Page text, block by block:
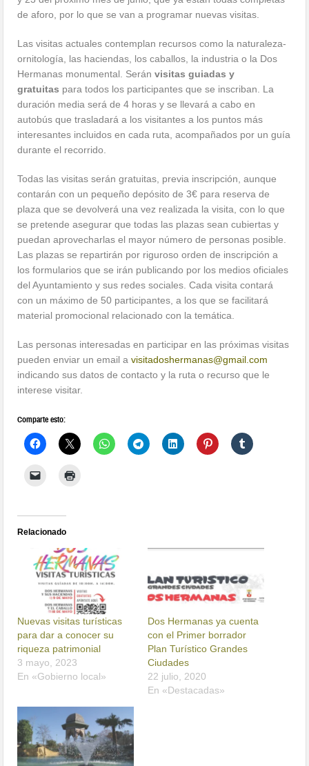
de aforo, por lo que se van a programar nuevas visitas.
Las visitas actuales contemplan recursos como la naturaleza-
ornitología, las haciendas, los caballos, la industria o la Dos
Hermanas monumental. Seránvisitas guiadas y
gratuitas para todos los participantes que se inscriban. La
duración media será de 4 horas y se llevará a cabo en
autobús que trasladará a los visitantes a los puntos más
interesantes incluidos en cada ruta, acompañados por un guía
durante el recorrido.
Todas las visitas serán gratuitas, previa inscripción, aunque
contarán con un pequeño depósito de 3€ para reserva de
plaza que se devolverá una vez realizada la visita, con lo que
se pretende asegurar que todas las plazas sean cubiertas y
puedan aprovecharlas el mayor número de personas posible.
Las plazas se repartirán por riguroso orden de inscripción a
los formularios que se irán publicando por los medios oficiales
del Ayuntamiento y sus redes sociales. Cada visita contará
con un máximo de 50 participantes, a los que se facilitará
material promocional relacionado con la temática.
Las personas interesadas en participar en las próximas visitas
pueden enviar un email avisitadoshermanas@gmail.com
indicando sus datos de contacto y la ruta o recurso que le
interese visitar.
Comparte esto:
Relacionado
Nuevas visitas turísticas
para dar a conocer su
riqueza patrimonial
3 mayo, 2023
En «Gobierno local»
Dos Hermanas ya cuenta
con el Primer borrador
Plan Turístico Grandes
Ciudades
22 julio, 2020
En «Destacadas»